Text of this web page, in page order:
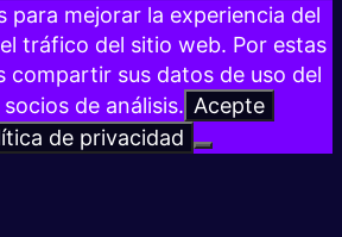
para mejorar la experiencia del
tráfico del sitio web. Por estas
compartir sus datos de uso del
de análisis. Acepte
de privacidad